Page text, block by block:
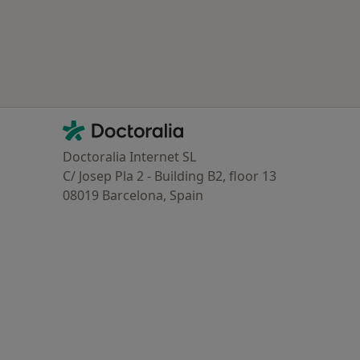
Contacto
Doctoralia - Homepage
Doctoralia Internet SL
C/ Josep Pla 2 - Building B2, floor 13
08019 Barcelona, Spain